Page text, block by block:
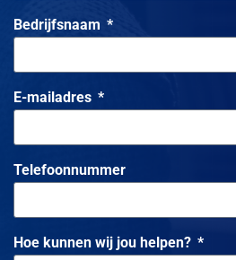
Bedrijfsnaam
E-mailadres
Telefoonnummer
Hoe kunnen wij jou helpen?